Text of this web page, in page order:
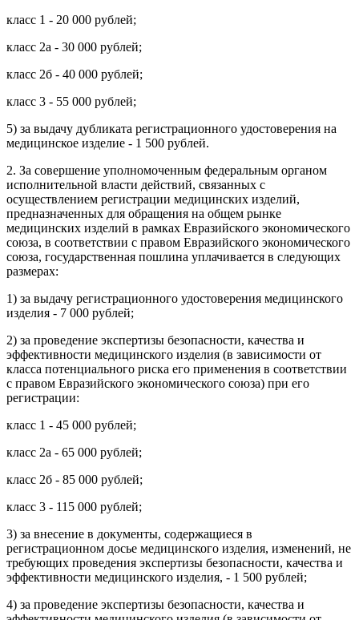
класс 1 - 20 000 рублей;
класс 2а - 30 000 рублей;
класс 2б - 40 000 рублей;
класс 3 - 55 000 рублей;
5) за выдачу дубликата регистрационного удостоверения на
медицинское изделие - 1 500 рублей.
2. За совершение уполномоченным федеральным органом
исполнительной власти действий, связанных с
осуществлением регистрации медицинских изделий,
предназначенных для обращения на общем рынке
медицинских изделий в рамках Евразийского экономического
союза, в соответствии с правом Евразийского экономического
союза, государственная пошлина уплачивается в следующих
размерах:
1) за выдачу регистрационного удостоверения медицинского
изделия - 7 000 рублей;
2) за проведение экспертизы безопасности, качества и
эффективности медицинского изделия (в зависимости от
класса потенциального риска его применения в соответствии
с правом Евразийского экономического союза) при его
регистрации:
класс 1 - 45 000 рублей;
класс 2а - 65 000 рублей;
класс 2б - 85 000 рублей;
класс 3 - 115 000 рублей;
3) за внесение в документы, содержащиеся в
регистрационном досье медицинского изделия, изменений, не
требующих проведения экспертизы безопасности, качества и
эффективности медицинского изделия, - 1 500 рублей;
4) за проведение экспертизы безопасности, качества и